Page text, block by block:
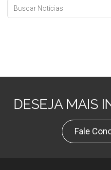
DESEJA MAIS
Fale